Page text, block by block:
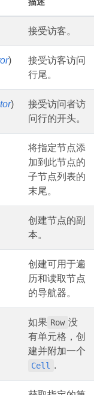
接受访客。
)
接受访客访问
行尾。
)
接受访问者访
问行的开头。
将指定节点添
加到此节点的
子节点列表的
末尾。
创建节点的副
本。
创建可用于遍
历和读取节点
的导航器。
如果 Row 没
有单元格，创
建并附加一个
Cell .